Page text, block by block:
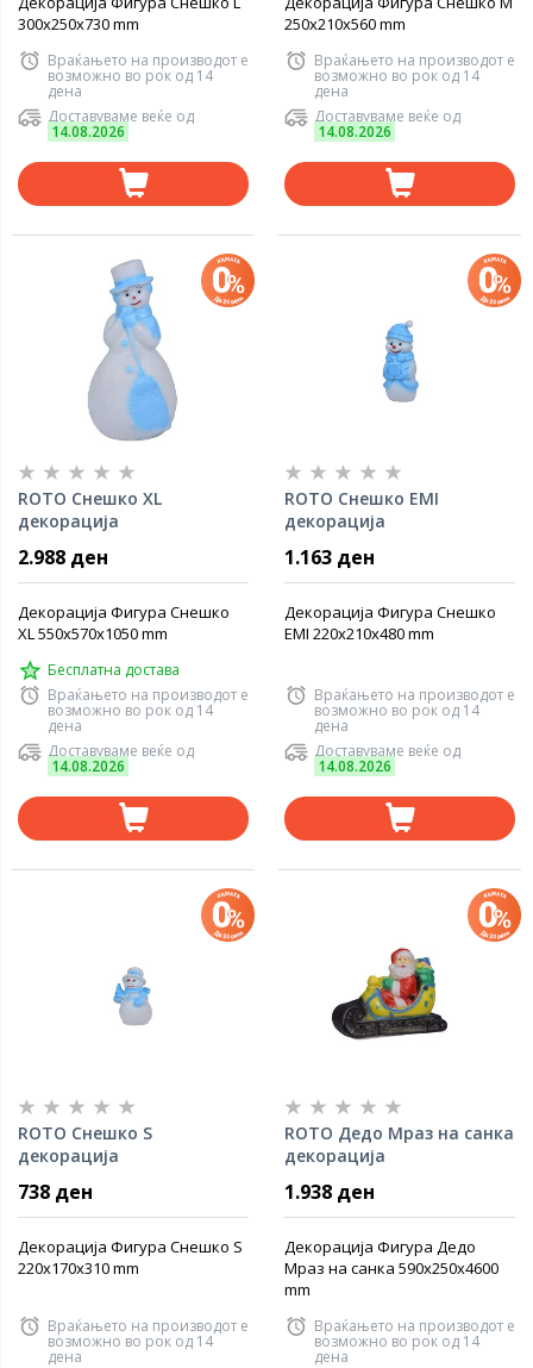
300x250x730 mm
Враќањето на производот е
возможно во рок од 14
дена
Доставуваме веќе од
14.08.2026
250x210x560 mm
Враќањето на производот е
возможно во рок од 14
дена
Доставуваме веќе од
14.08.2026
ROTO Снешко XL
декорација
2.988 ден
Декорација Фигура Снешко
XL 550x570x1050 mm
Бесплатна достава
Враќањето на производот е
возможно во рок од 14
дена
Доставуваме веќе од
14.08.2026
ROTO Снешко EMI
декорација
1.163 ден
Декорација Фигура Снешко
EMI 220x210x480 mm
Враќањето на производот е
возможно во рок од 14
дена
Доставуваме веќе од
14.08.2026
ROTO Снешко S
декорација
738 ден
Декорација Фигура Снешко S
220x170x310 mm
Враќањето на производот е
возможно во рок од 14
дена
ROTO Дедо Мраз на санка
декорација
1.938 ден
Декорација Фигура Дедо
Мраз на санка 590x250x4600
mm
Враќањето на производот е
возможно во рок од 14
дена